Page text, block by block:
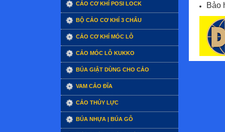
CẢO CƠ KHÍ POSI LOCK
BỘ CẢO CƠ KHÍ 3 CHẤU
CẢO CƠ KHÍ MÓC LỖ
CẢO MÓC LỖ KUKKO
BÚA GIẬT DÙNG CHO CẢO
VAM CẢO ĐĨA
CẢO THỦY LỰC
BÚA NHỰA | BÚA GỖ
Bảo